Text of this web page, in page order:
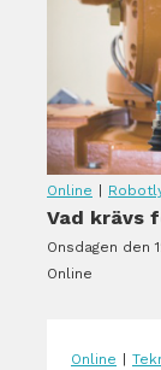
Online
Vad krävs
Onsdagen den
Online
Online